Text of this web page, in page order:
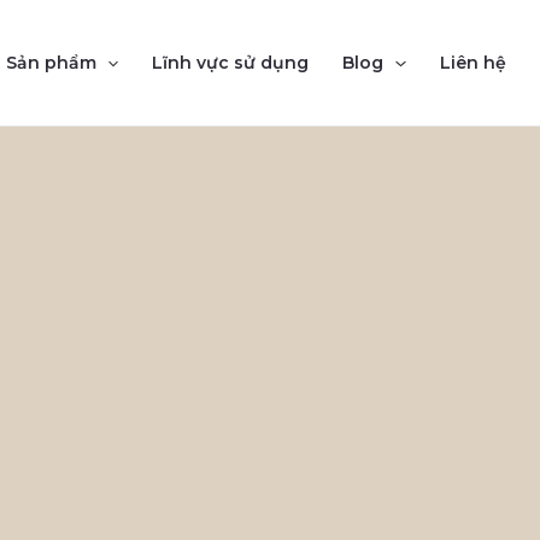
Sản phẩm Lĩnh vực sử dụng Blog Liên hệ